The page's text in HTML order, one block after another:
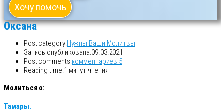
Хочу помочь
Оксана
Post category:Нужны Ваши Молитвы
Запись опубликована:09.03.2021
Post comments:комментариев 5
Reading time:1 минут чтения
Молиться о:
Тамары.